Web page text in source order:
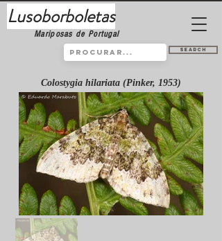
Lusoborboletas
Mariposas de Portugal
Search
Colostygia hilariata (Pinker, 1953)